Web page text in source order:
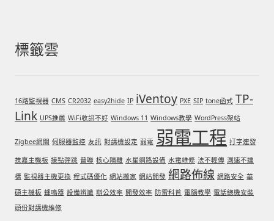
標籤雲
16路監視器 CMS CR2032 easy2hide IP iVentoy PXE SIP tone函式 TP-
Link UPS推薦 WiFi收訊不好 Windows 11 Windows教學 WordPress架站
Zigbee網關 伺服器監控 友訊 對講機設定 弱電 弱電工程 打字連發
技嘉主機板 接點彈跳 普聯 核心隔離 水星網路設備 水電維修 法不輕傳 測速不達
標 監視器主機更換 程式碼優化 網站搬家 網站開發 網路佈線 網路安全 華
碩主機板 蜂鳴器 設備辨識 辦公效率 開發效率 防雷科普 電腦教學 電話總機安裝
頭份對講機維修